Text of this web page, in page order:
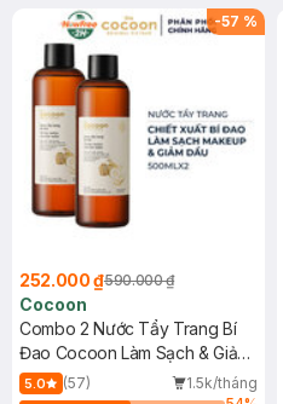
-57 %
252.000 ₫590.000 ₫
Cocoon
Combo 2 Nước Tẩy Trang Bí
Đao Cocoon Làm Sạch & Giảm
Dầu 500ml
5.0 (57)
1.5k/tháng